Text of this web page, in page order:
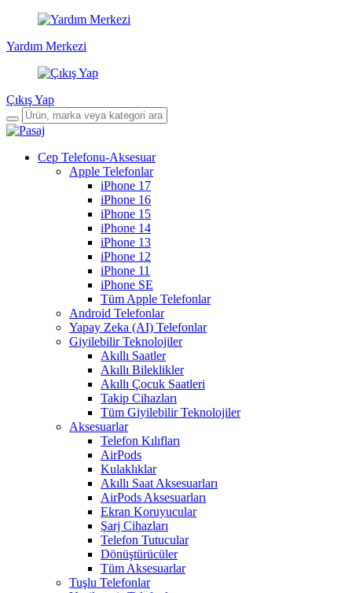
Yardım Merkezi
Çıkış Yap
Cep Telefonu-Aksesuar
Apple Telefonlar
iPhone 17
iPhone 16
iPhone 15
iPhone 14
iPhone 13
iPhone 12
iPhone 11
iPhone SE
Tüm Apple Telefonlar
Android Telefonlar
Yapay Zeka (AI) Telefonlar
Giyilebilir Teknolojiler
Akıllı Saatler
Akıllı Bileklikler
Akıllı Çocuk Saatleri
Takip Cihazları
Tüm Giyilebilir Teknolojiler
Aksesuarlar
Telefon Kılıfları
AirPods
Kulaklıklar
Akıllı Saat Aksesuarları
AirPods Aksesuarları
Ekran Koruyucular
Şarj Cihazları
Telefon Tutucular
Dönüştürücüler
Tüm Aksesuarlar
Tuşlu Telefonlar